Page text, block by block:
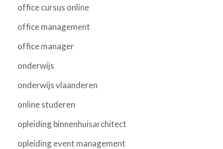
office cursus online
office management
office manager
onderwijs
onderwijs vlaanderen
online studeren
opleiding binnenhuisarchitect
opleiding event management